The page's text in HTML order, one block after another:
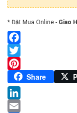
* Đặt Mua Online - Giao
Facebook
Twitter
Pinterest
Share
LinkedIn